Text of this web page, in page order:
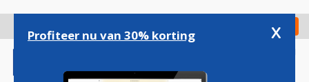
gaan
Check in
Profiteer nu van 30% korting x